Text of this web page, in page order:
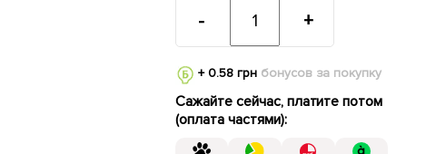
- +
+ 0.58 грнбонусов за покупку
Сажайте сейчас, платите потом
(оплата частями):